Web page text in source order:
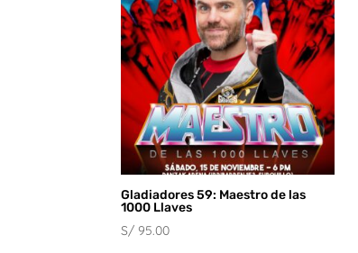
Gladiadores 59: Maestro de las
1000 Llaves
S/ 95.00